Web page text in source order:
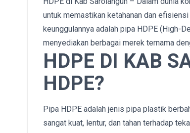
untuk memastikan ketahanan dan
keunggulannya adalah pipa HDPE (High-
menyediakan berbagai merek ternama
HDPE DI KAB
HDPE?
Pipa HDPE adalah jenis pipa plastik
sangat kuat, lentur, dan tahan terhadap